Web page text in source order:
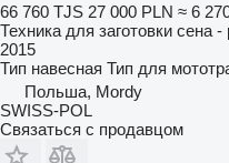
66 760 TJS 27 000 PLN ≈ 6
Техника для заготовки сена
2015
Тип навесная Тип для
Польша, Mordy
SWISS-POL
Связаться с продавцом